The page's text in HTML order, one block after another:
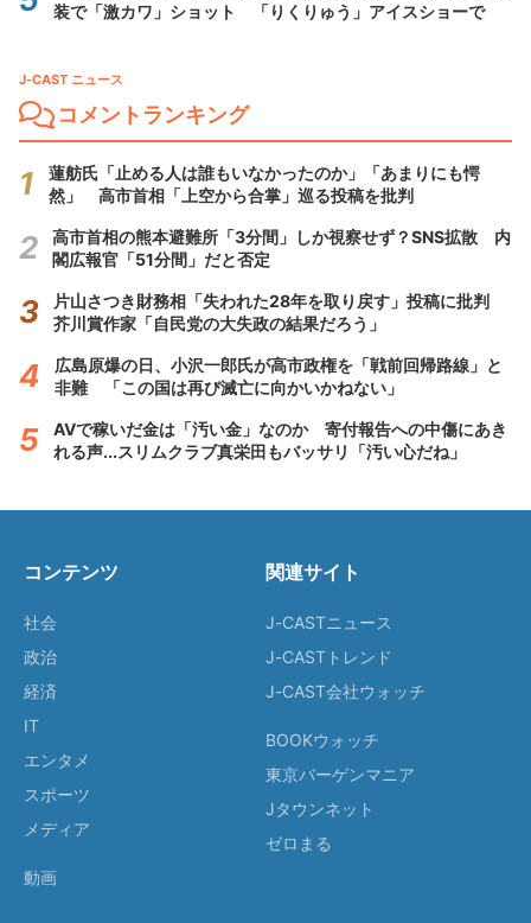
装で「激カワ」ショット 「りくりゅう」アイスショーで
J-CAST ニュース
コメントランキング
蓮舫氏「止める人は誰もいなかったのか」「あまりにも愕
然」 高市首相「上空から合掌」巡る投稿を批判
高市首相の熊本避難所「3分間」しか視察せず？SNS拡散 内
閣広報官「51分間」だと否定
片山さつき財務相「失われた28年を取り戻す」投稿に批判
芥川賞作家「自民党の大失政の結果だろう」
広島原爆の日、小沢一郎氏が高市政権を「戦前回帰路線」と
非難 「この国は再び滅亡に向かいかねない」
AVで稼いだ金は「汚い金」なのか 寄付報告への中傷にあき
れる声...スリムクラブ真栄田もバッサリ「汚い心だね」
コンテンツ
社会
政治
経済
IT
エンタメ
スポーツ
メディア
動画
関連サイト
J-CASTニュース
J-CASTトレンド
J-CAST会社ウォッチ
BOOKウォッチ
東京バーゲンマニア
Jタウンネット
ゼロまる